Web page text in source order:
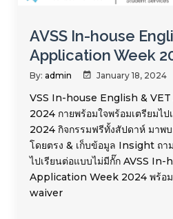
AVSS In-house
Application Week
By: admin January 18, 2024
VSS In-house English &
2024 กายพร้อมใจพร้อมเตรียมไ
2024 กิจกรรมฟรีทั้งสัปดาห์ มาพ
โดยตรง & เก็บข้อมูล Insight ถา
ไปเรียนต่อแบบไม่มีกั๊ก AVSS
Application Week 2024 พร้อ
waiver